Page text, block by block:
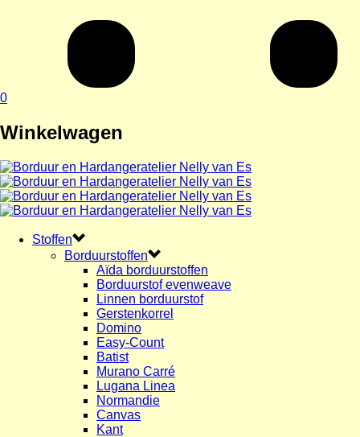
0
Winkelwagen
Stoffen
Borduurstoffen
Aïda borduurstoffen
Borduurstof evenweave
Linnen borduurstof
Gerstenkorrel
Domino
Easy-Count
Batist
Murano Carré
Lugana Linea
Normandie
Canvas
Kant